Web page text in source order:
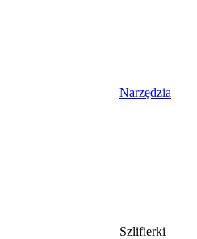
Narzędzia
Szlifierki